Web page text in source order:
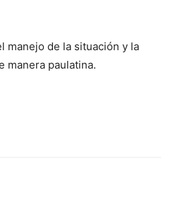
manejo de la situación y la
manera paulatina.